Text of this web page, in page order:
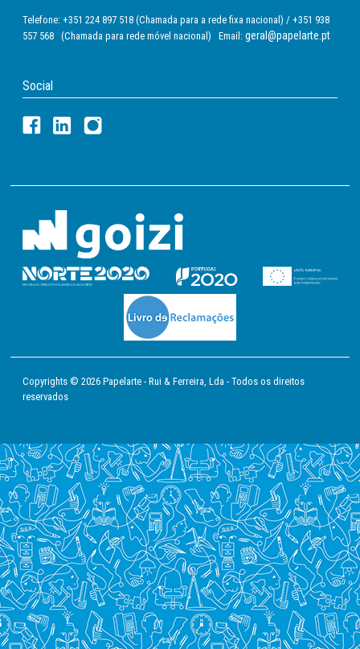
Telefone: +351 224 897 518 (Chamada para a rede fixa nacional) / +351 938
557 568 (Chamada para rede móvel nacional) Email: geral@papelarte.pt
Social
Copyrights © 2026 Papelarte - Rui & Ferreira, Lda - Todos os direitos
reservados